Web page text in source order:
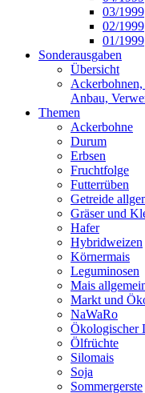
03/1999
02/1999
01/1999
Sonderausgaben
Übersicht
Anbau,
Themen
Ackerbohne
Durum
Erbsen
Fruchtfolge
Futterrüben
Getreide
Gräser und
Hafer
Hybridweizen
Körnermais
Leguminosen
Mais
Markt und
NaWaRo
Ökologischer
Ölfrüchte
Silomais
Soja
Sommergerste